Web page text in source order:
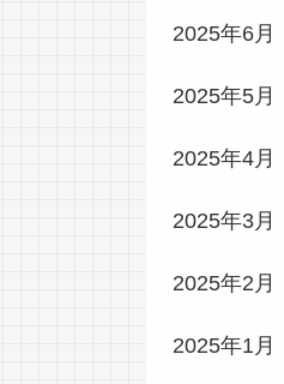
2025年6月
2025年5月
2025年4月
2025年3月
2025年2月
2025年1月